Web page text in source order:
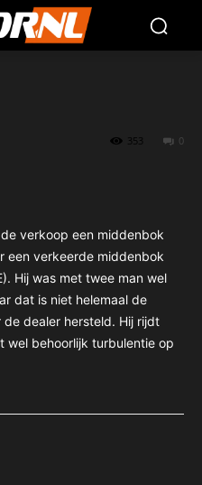
0
353
verkoop een middenbok
een verkeerde middenbok
Hij was met twee man wel
dat is niet helemaal de
dealer hersteld. Hij rijdt
wel behoorlijk turbulentie op